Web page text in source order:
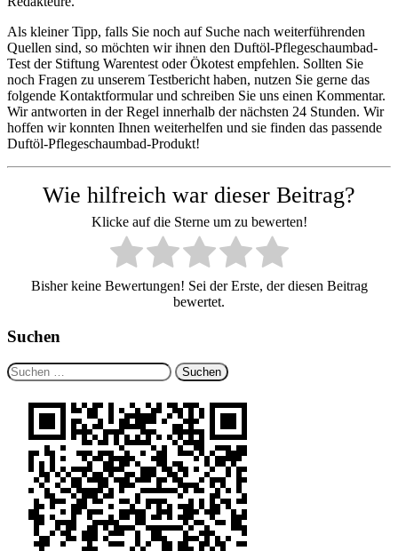
Als kleiner Tipp, falls Sie noch auf Suche nach weiterführenden
Quellen sind, so möchten wir ihnen den Duftöl-Pflegeschaumbad-
Test der Stiftung Warentest oder Ökotest empfehlen. Sollten Sie
noch Fragen zu unserem Testbericht haben, nutzen Sie gerne das
folgende Kontaktformular und schreiben Sie uns einen Kommentar.
Wir antworten in der Regel innerhalb der nächsten 24 Stunden. Wir
hoffen wir konnten Ihnen weiterhelfen und sie finden das passende
Duftöl-Pflegeschaumbad-Produkt!
Wie hilfreich war dieser Beitrag?
Klicke auf die Sterne um zu bewerten!
Bisher keine Bewertungen! Sei der Erste, der diesen Beitrag
bewertet.
Suchen
Suchen
nach: